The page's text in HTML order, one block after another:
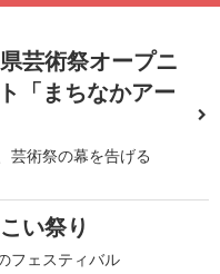
芸術祭オープニ
「まちなかアー
芸術祭の幕を告げる
い祭り
フェスティバル